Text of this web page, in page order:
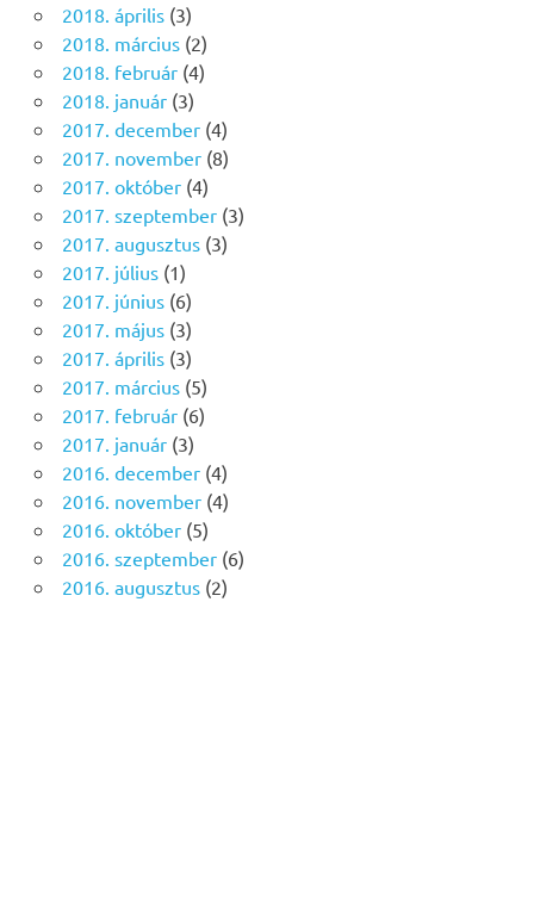
2018. április(3)
2018. március(2)
2018. február(4)
2018. január(3)
2017. december(4)
2017. november(8)
2017. október(4)
2017. szeptember(3)
2017. augusztus(3)
2017. július(1)
2017. június(6)
2017. május(3)
2017. április(3)
2017. március(5)
2017. február(6)
2017. január(3)
2016. december(4)
2016. november(4)
2016. október(5)
2016. szeptember(6)
2016. augusztus(2)